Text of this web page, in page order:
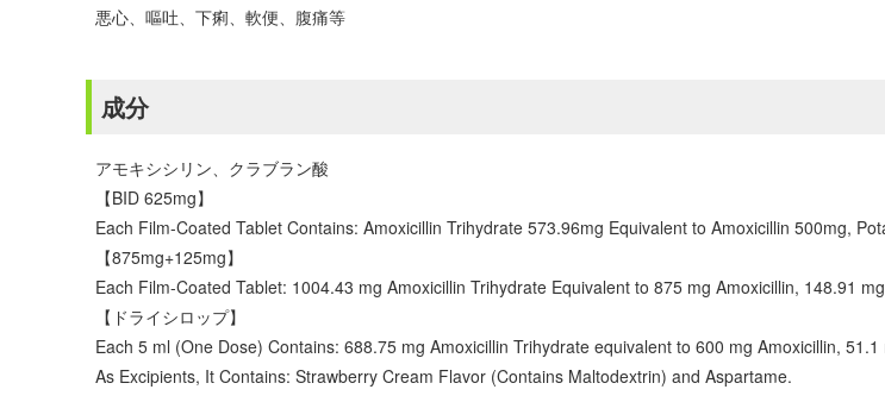
悪心、嘔吐、下痢、軟便、腹痛等
成分
アモキシシリン、クラブラン酸
【BID 625mg】
Each Film-Coated Tablet Contains: Amoxicillin Trihydrate 573.96mg Equivalent to Amoxicillin 500mg,
【875mg+125mg】
Each Film-Coated Tablet: 1004.43 mg Amoxicillin Trihydrate Equivalent to 875 mg Amoxicillin, 148.91
【ドライシロップ】
Each 5 ml (One Dose) Contains: 688.75 mg Amoxicillin Trihydrate equivalent to 600 mg Amoxicillin,
As Excipients, It Contains: Strawberry Cream Flavor (Contains Maltodextrin) and Aspartame.